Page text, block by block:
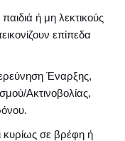
παιδιά ή μη λεκτικούς
επίπεδα
Έναρξης,
Ακτινοβολίας,
κυρίως σε βρέφη ή